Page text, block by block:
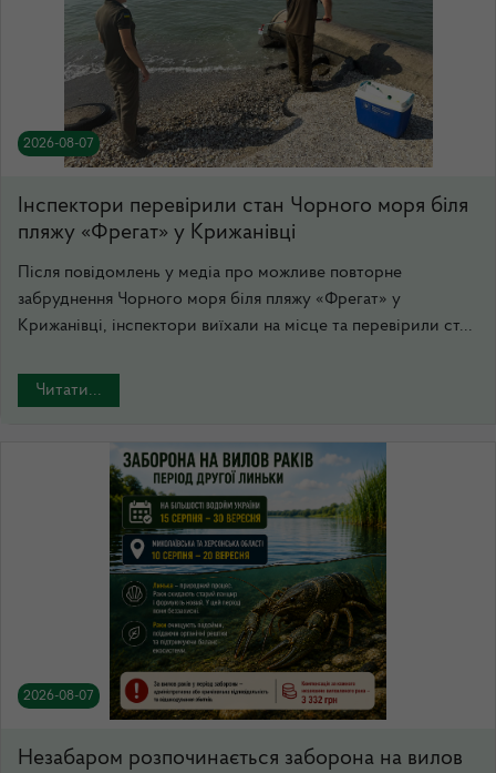
2026-08-07
Інспектори перевірили стан Чорного моря біля
пляжу «Фрегат» у Крижанівці
Після повідомлень у медіа про можливе повторне
забруднення Чорного моря біля пляжу «Фрегат» у
Крижанівці, інспектори виїхали на місце та перевірили ст...
Читати...
2026-08-07
Незабаром розпочинається заборона на вилов